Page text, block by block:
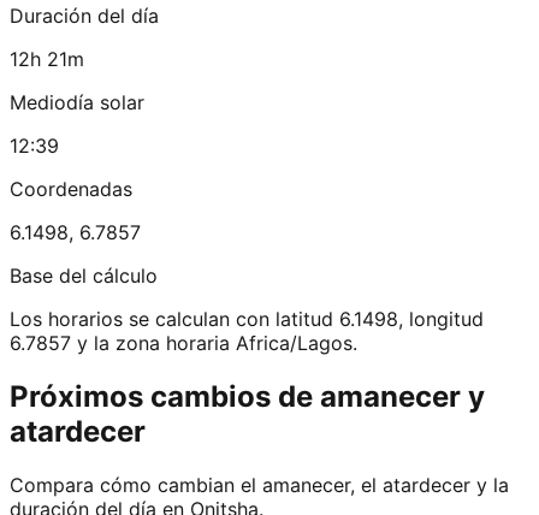
Duración del día
12h 21m
Mediodía solar
12:39
Coordenadas
6.1498, 6.7857
Base del cálculo
Los horarios se calculan con latitud 6.1498, longitud
6.7857 y la zona horaria Africa/Lagos.
Próximos cambios de amanecer y
atardecer
Compara cómo cambian el amanecer, el atardecer y la
duración del día en Onitsha.